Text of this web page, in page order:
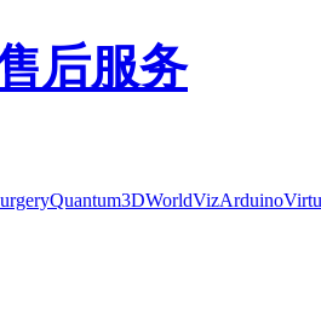
后服务
Quantum3DWorldVizArduino